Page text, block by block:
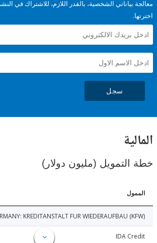
الشخصية، بالقدر اللازم، للاشتراك في النشرات
(مليون دولار)
GERMANY: KREDITANSTALT FUR WIEDERAUFBAU
IDA